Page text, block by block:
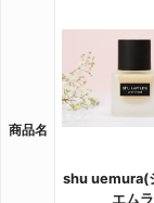
商品名
shu uemura(
エム